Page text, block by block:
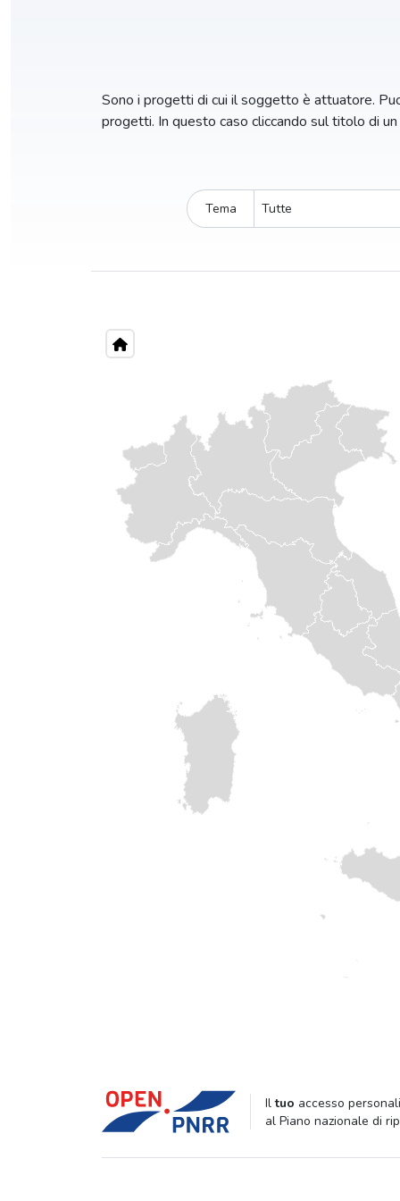
Sono i progetti di cui il soggetto è attuatore.
progetti. In questo caso cliccando sul titolo di
Tema
Iltuo accesso
al Piano nazionale di